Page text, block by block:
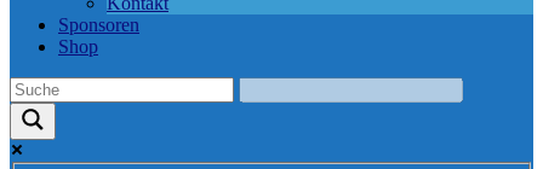
Sponsoren
Shop